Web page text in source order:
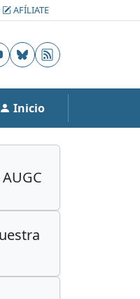
AFÍLIATE
Bluesky
RSS
Inicio